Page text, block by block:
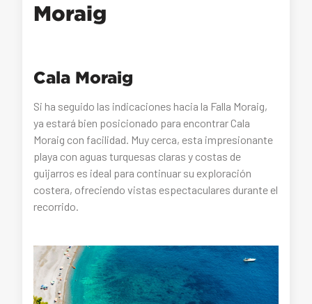
Moraig
Cala Moraig
Si ha seguido las indicaciones hacia la Falla Moraig,
ya estará bien posicionado para encontrar Cala
Moraig con facilidad. Muy cerca, esta impresionante
playa con aguas turquesas claras y costas de
guijarros es ideal para continuar su exploración
costera, ofreciendo vistas espectaculares durante el
recorrido.